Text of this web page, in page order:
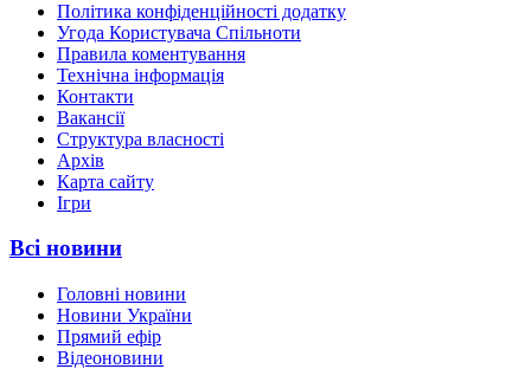
Політика конфіденційності додатку
Угода Користувача Спільноти
Правила коментування
Технічна інформація
Контакти
Вакансії
Структура власності
Архів
Карта сайту
Ігри
Всі новини
Головні новини
Новини України
Прямий ефір
Відеоновини